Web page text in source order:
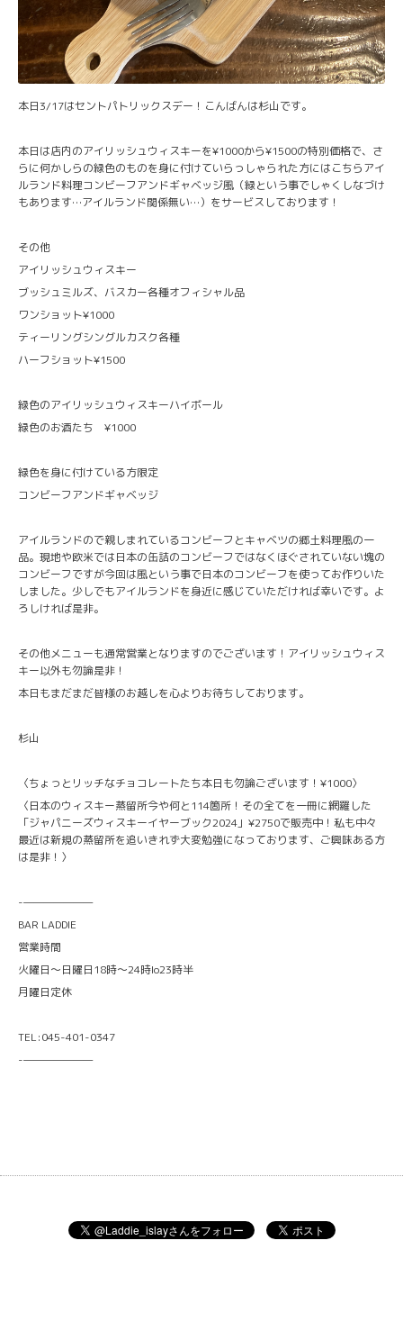
本日3/17はセントパトリックスデー！こんばんは杉山です。
本日は店内のアイリッシュウィスキーを¥1000から¥1500の特別価格で、さ
らに何かしらの緑色のものを身に付けていらっしゃられた方にはこちらアイ
ルランド料理コンビーフアンドギャベッジ風（緑という事でしゃくしなづけ
もあります…アイルランド関係無い…）をサービスしております！
その他
アイリッシュウィスキー
ブッシュミルズ、バスカー各種オフィシャル品
ワンショット¥1000
ティーリングシングルカスク各種
ハーフショット¥1500
緑色のアイリッシュウィスキーハイボール
緑色のお酒たち ¥1000
緑色を身に付けている方限定
コンビーフアンドギャベッジ
アイルランドので親しまれているコンビーフとキャベツの郷土料理風の一
品。現地や欧米では日本の缶詰のコンビーフではなくほぐされていない塊の
コンビーフですが今回は風という事で日本のコンビーフを使ってお作りいた
しました。少しでもアイルランドを身近に感じていただければ幸いです。よ
ろしければ是非。
その他メニューも通常営業となりますのでございます！アイリッシュウィス
キー以外も勿論是非！
本日もまだまだ皆様のお越しを心よりお待ちしております。
杉山
〈ちょっとリッチなチョコレートたち本日も勿論ございます！¥1000〉
〈日本のウィスキー蒸留所今や何と114箇所！その全てを一冊に網羅した
「ジャパニーズウィスキーイヤーブック2024」¥2750で販売中！私も中々
最近は新規の蒸留所を追いきれず大変勉強になっております、ご興味ある方
は是非！〉
-———————
BAR LADDIE
営業時間
火曜日〜日曜日18時〜24時lo23時半
月曜日定休
TEL:045-401-0347
-———————